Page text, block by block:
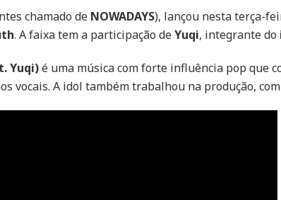
chamado de NOWADAYS), lançou nesta terça-
. A faixa tem a participação deYuqi, integrante do
Yuqi)é uma música com forte influência pop que
vocais. A idol também trabalhou na produção,